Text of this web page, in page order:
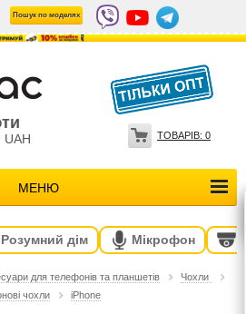
Пошук по моделях
UAH
МЕНЮ
ТОВАРІВ: 0
Розумний дім Мікрофон
для телефонів та планшетів
Чохли
чохли
iPhone